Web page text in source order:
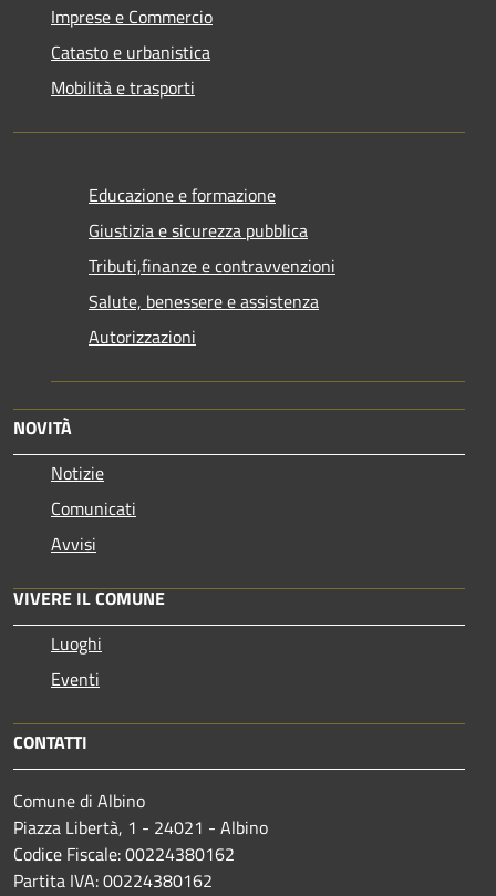
Imprese e Commercio
Catasto e urbanistica
Mobilità e trasporti
Educazione e formazione
Giustizia e sicurezza pubblica
Tributi,finanze e contravvenzioni
Salute, benessere e assistenza
Autorizzazioni
NOVITÀ
Notizie
Comunicati
Avvisi
VIVERE IL COMUNE
Luoghi
Eventi
CONTATTI
Comune di Albino
Piazza Libertà, 1 - 24021 - Albino
Codice Fiscale: 00224380162
Partita IVA: 00224380162